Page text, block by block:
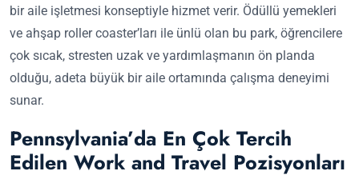
bir aile işletmesi konseptiyle hizmet verir. Ödüllü yemekleri
ve ahşap roller coaster’ları ile ünlü olan bu park, öğrencilere
çok sıcak, stresten uzak ve yardımlaşmanın ön planda
olduğu, adeta büyük bir aile ortamında çalışma deneyimi
sunar.
Pennsylvania’da En Çok Tercih
Edilen Work and Travel Pozisyonları